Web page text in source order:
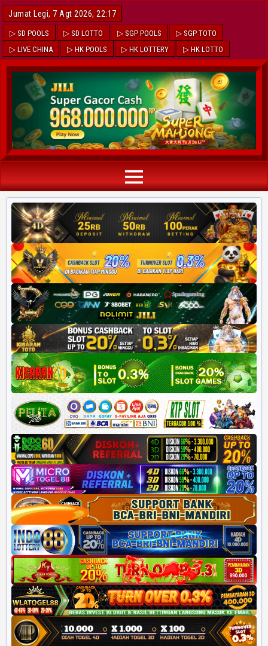
Jumat Legi, 7 Agt 2026, 22:17
▷ SD POOLS ▷ SD LOTTO ▷ SGP POOLS
▷ SGP TOTO
▷ LIVE CHINA
▷ HK POOLS ▷ HK LOTTERY ▷ HK LOTTO